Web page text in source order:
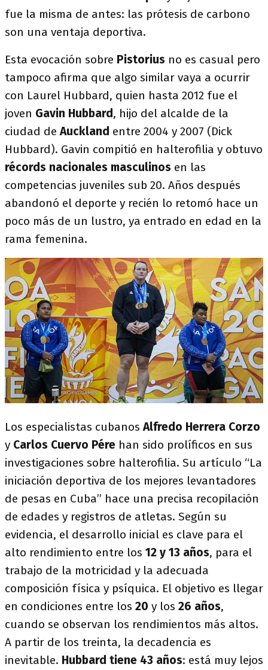
fue la misma de antes: las prótesis de carbono
son una ventaja deportiva.
Esta evocación sobre Pistorius no es casual pero
tampoco afirma que algo similar vaya a ocurrir
con Laurel Hubbard, quien hasta 2012 fue el
joven Gavin Hubbard, hijo del alcalde de la
ciudad deAuckland entre 2004 y 2007 (Dick
Hubbard). Gavin compitió en halterofilia y obtuvo
récords nacionales masculinos en las
competencias juveniles sub 20. Años después
abandonó el deporte y recién lo retomó hace un
poco más de un lustro, ya entrado en edad en la
rama femenina.
Los especialistas cubanosAlfredo Herrera Corzo
y Carlos Cuervo Pére han sido prolíficos en sus
investigaciones sobre halterofilia. Su artículo “La
iniciación deportiva de los mejores levantadores
de pesas en Cuba” hace una precisa recopilación
de edades y registros de atletas. Según su
evidencia, el desarrollo inicial es clave para el
alto rendimiento entre los 12 y 13 años, para el
trabajo de la motricidad y la adecuada
composición física y psíquica. El objetivo es llegar
en condiciones entre los 20 y los 26 años,
cuando se observan los rendimientos más altos.
A partir de los treinta, la decadencia es
inevitable. Hubbard tiene 43 años: está muy lejos